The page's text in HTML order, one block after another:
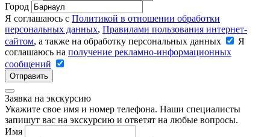
Город
Я соглашаюсь с Политикой в отношении обработки
персональных данных, Правилами пользования интернет-
сайтом, а также на обработку персональных данных
Я
соглашаюсь на получение рекламно-информационных
сообщений
Отправить
Заявка на экскурсию
Укажите свое имя и номер телефона. Наши специалисты
запишут вас на экскурсию и ответят на любые вопросы.
Имя